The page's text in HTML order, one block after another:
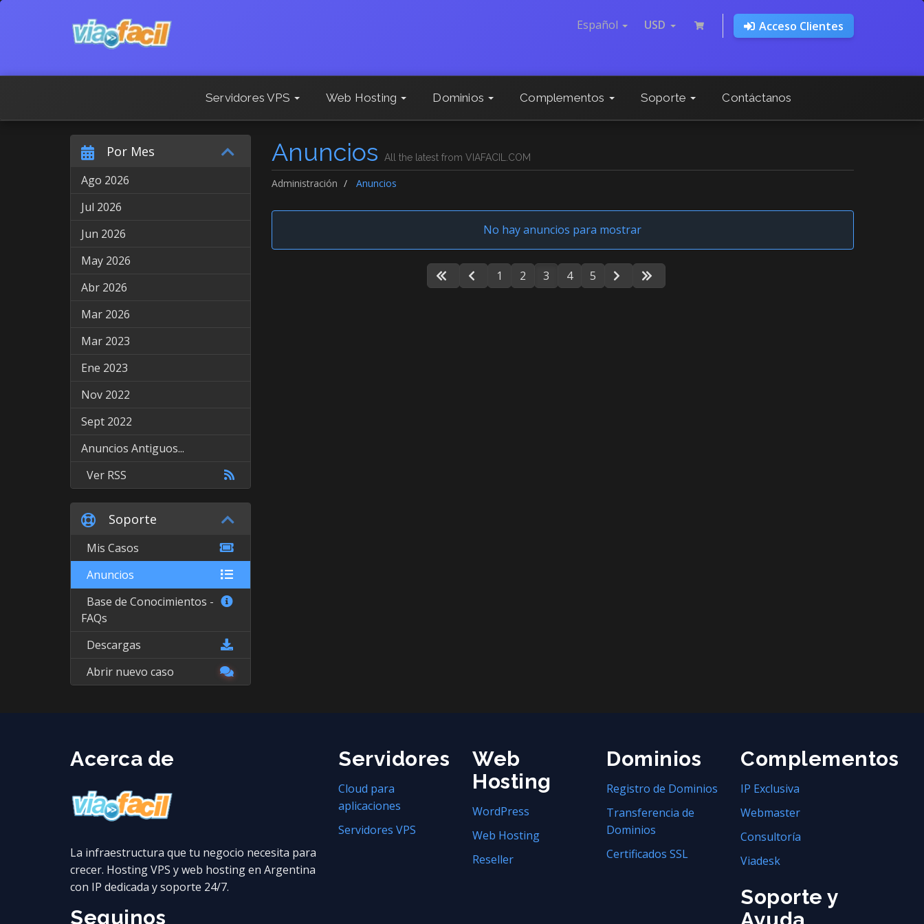
Español USD Acceso Clientes
Servidores VPS Web Hosting Dominios Complementos Soporte Contáctanos
Anuncios All the latest from VIAFACIL.COM
Administración Anuncios
Por Mes
Ago 2026
Jul 2026
Jun 2026
May 2026
Abr 2026
Mar 2026
Mar 2023
Ene 2023
Nov 2022
Sept 2022
Anuncios Antiguos...
Ver RSS
No hay anuncios para mostrar
1 2 3 4 5
Soporte
Mis Casos
Anuncios
Base de Conocimientos -
FAQs
Descargas
Abrir nuevo caso
Acerca de
La infraestructura que tu negocio necesita para
crecer. Hosting VPS y web hosting en Argentina
con IP dedicada y soporte 24/7.
Seguinos
Servidores
Cloud para
aplicaciones
Servidores VPS
Web
Hosting
WordPress
Web Hosting
Reseller
Dominios
Registro de Dominios
Transferencia de
Dominios
Certificados SSL
Complementos
IP Exclusiva
Webmaster
Consultoría
Viadesk
Soporte y
Ayuda